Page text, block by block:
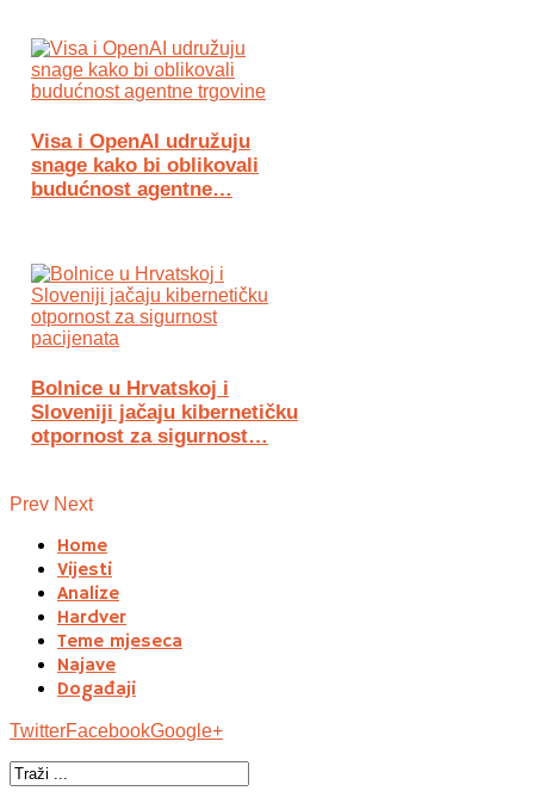
Visa i OpenAI udružuju
snage kako bi oblikovali
budućnost agentne…
Bolnice u Hrvatskoj i
Sloveniji jačaju kibernetičku
otpornost za sigurnost…
Prev Next
Home
Vijesti
Analize
Hardver
Teme mjeseca
Najave
Događaji
TwitterFacebookGoogle+